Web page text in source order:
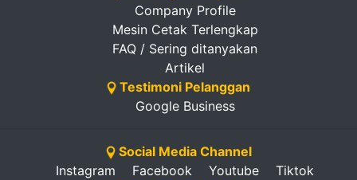
Company Profile
Mesin Cetak Terlengkap
FAQ / Sering ditanyakan
Artikel
Testimoni Pelanggan
Google Business
Social Media Channel
Instagram
Facebook Youtube
Tiktok